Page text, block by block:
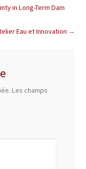
in Long-Term Dam
Eau et Innovation →
Les champs